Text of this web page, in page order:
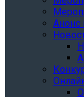
Анонс